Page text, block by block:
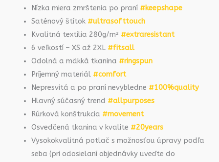
Nízka miera zmrštenia po praní #keepshape
Saténový štítok #ultrasofttouch
Kvalitná textília 280g/m² #extraresistant
6 veľkostí – XS až 2XL #fitsall
Odolná a mäkká tkanina #ringspun
Príjemný materiál #comfort
Nepresvitá a po praní nevybledne #100%quality
Hlavný súčasný trend #allpurposes
Rúrková konštrukcia #movement
Osvedčená tkanina v kvalite #20years
Vysokokvalitná potlač s možnosťou úpravy podľa
seba (pri odosielaní objednávky uveďte do